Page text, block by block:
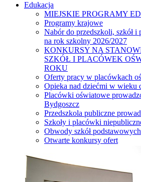
Edukacja
MIEJSKIE PROGRAMY
Programy krajowe
Nabór do przedszkoli, szkół
na rok szkolny 2026/2027
KONKURSY NA
SZKÓŁ I PLACÓWEK
ROKU
Oferty pracy w placówkach
Opieka nad dziećmi w wieku
Placówki oświatowe
Bydgoszcz
Przedszkola publiczne
Szkoły i placówki
Obwody szkół podstawowych
Otwarte konkursy ofert